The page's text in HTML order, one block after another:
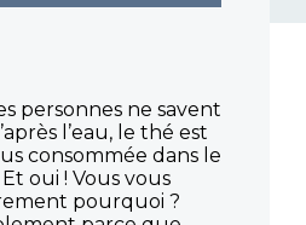
personnes ne savent
l’eau, le thé est
consommée dans le
oui ! Vous vous
pourquoi ?